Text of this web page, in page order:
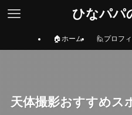
ひなパパ
🏠ホーム 🙋プロフ
天体撮影おすすめス